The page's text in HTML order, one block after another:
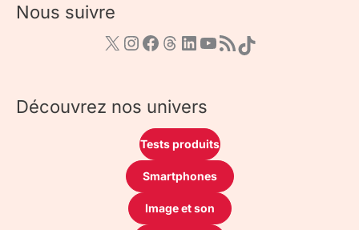
Nous suivre
Découvrez nos univers
Tests produits
Smartphones
Image et son